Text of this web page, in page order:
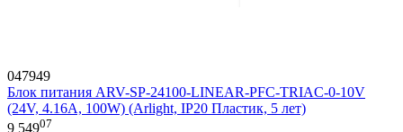
047949
Блок питания ARV-SP-24100-LINEAR-PFC-TRIAC-0-10V
(24V, 4.16A, 100W) (Arlight, IP20 Пластик, 5 лет)
9 54907